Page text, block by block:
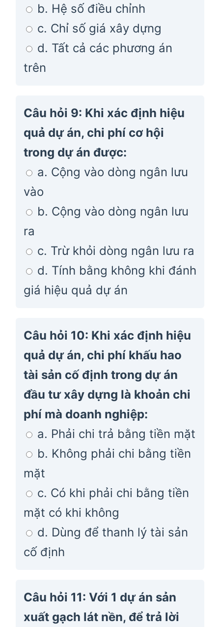
b. Hệ số điều chỉnh
c. Chỉ số giá xây dựng
d. Tất cả các phương án
trên
Câu hỏi 9: Khi xác định hiệu
quả dự án, chi phí cơ hội
trong dự án được:
a. Cộng vào dòng ngân lưu
vào
b. Cộng vào dòng ngân lưu
ra
c. Trừ khỏi dòng ngân lưu ra
d. Tính bằng không khi đánh
giá hiệu quả dự án
Câu hỏi 10: Khi xác định hiệu
quả dự án, chi phí khấu hao
tài sản cố định trong dự án
đầu tư xây dựng là khoản chi
phí mà doanh nghiệp:
a. Phải chi trả bằng tiền mặt
b. Không phải chi bằng tiền
mặt
c. Có khi phải chi bằng tiền
mặt có khi không
d. Dùng để thanh lý tài sản
cố định
Câu hỏi 11: Với 1 dự án sản
xuất gạch lát nền, để trả lời